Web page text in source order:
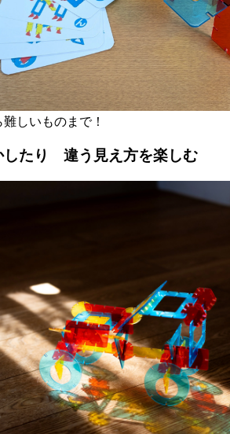
しいものまで！
したり 違う見え方を楽しむ